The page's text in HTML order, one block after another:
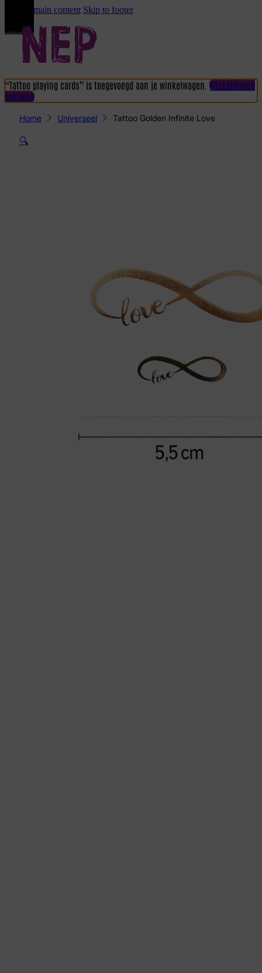
Skip to main content Skip to footer
“Tattoo playing cards” is toegevoegd aan je winkelwagen. Winkelwagen
bekijken
Home Universeel Tattoo Golden Infinite Love
🔍